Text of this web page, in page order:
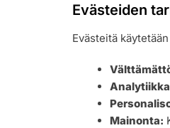
Evästeiden
Evästeitä
Mainonta: